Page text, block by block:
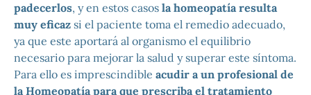
padecerlos, y en estos casos la homeopatía resulta
muy eficaz si el paciente toma el remedio adecuado,
ya que este aportará al organismo el equilibrio
necesario para mejorar la salud y superar este síntoma.
Para ello es imprescindible acudir a un profesional de
la Homeopatía para que prescriba el tratamiento